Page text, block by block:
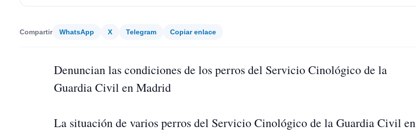
Compartir WhatsApp X Telegram Copiar enlace
Denuncian las condiciones de los perros del Servicio Cinológico de la
Guardia Civil en Madrid
La situación de varios perros del Servicio Cinológico de la Guardia Civil en